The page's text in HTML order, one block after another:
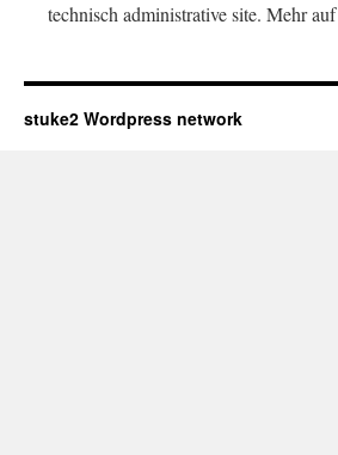
technisch administrative site. Mehr auf
stuke2 Wordpress network